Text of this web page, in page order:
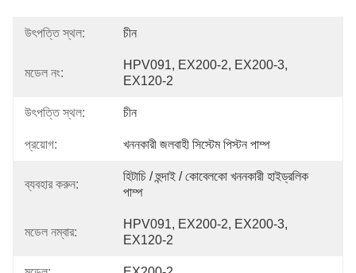
উৎপত্তি স্থল: চীন
মডেল নং:
HPV091, EX200-2, EX200-3,
EX120-2
উৎপত্তি স্থল: চীন
প্রয়োগ: খননকারী জলবাহী সিস্টেম পিস্টন পাম্প
ব্যবহার করুন:
হিটাচি / হুন্দাই / কোবেলকো খননকারী হাইড্রলিক
পাম্প
মডেল নম্বার:
HPV091, EX200-2, EX200-3,
EX120-2